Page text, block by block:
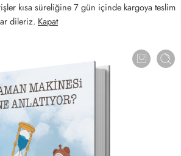
kısa süreliğine 7 gün içinde kargoya teslim
dileriz. Kapat